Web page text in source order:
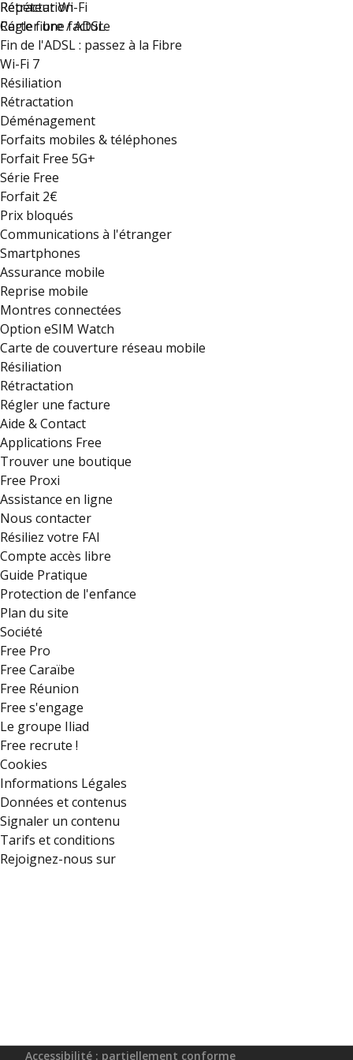
Rétractation
Régler une facture
Répéteur Wi-Fi
Carte fibre / ADSL
Fin de l'ADSL : passez à la Fibre
Wi-Fi 7
Résiliation
Rétractation
Déménagement
Forfaits mobiles & téléphones
Forfait Free 5G+
Série Free
Forfait 2€
Prix bloqués
Communications à l'étranger
Smartphones
Assurance mobile
Reprise mobile
Montres connectées
Option eSIM Watch
Carte de couverture réseau mobile
Résiliation
Rétractation
Régler une facture
Aide & Contact
Applications Free
Trouver une boutique
Free Proxi
Assistance en ligne
Nous contacter
Résiliez votre FAI
Compte accès libre
Guide Pratique
Protection de l'enfance
Plan du site
Société
Free Pro
Free Caraïbe
Free Réunion
Free s'engage
Le groupe Iliad
Free recrute !
Cookies
Informations Légales
Données et contenus
Signaler un contenu
Tarifs et conditions
Rejoignez-nous sur
Accessibilité : partiellement conforme